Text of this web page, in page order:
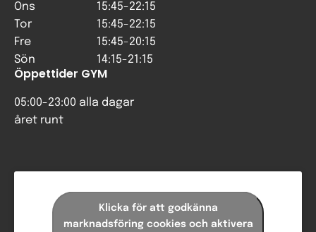
Ons
15:45-22:15
Tor
15:45-22:15
Fre
15:45-20:15
Sön
14:15-21:15
Öppettider GYM
05:00-23:00 alla dagar
året runt
Klicka för att godkänna
marknadsföring cookies och aktivera